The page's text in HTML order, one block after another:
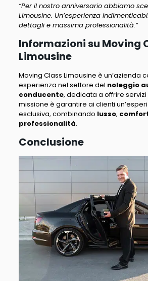
“Per il nostro anniversario abbiamo
Limousine. Un’esperienza
dettagli e massima professionalità.”
Informazioni su Moving
Limousine
Moving Class Limousine è un’azienda
esperienza nel settore del noleggio
conducente, dedicata a offrire
missione è garantire ai clienti
esclusiva, combinando lusso,
professionalità.
Conclusione